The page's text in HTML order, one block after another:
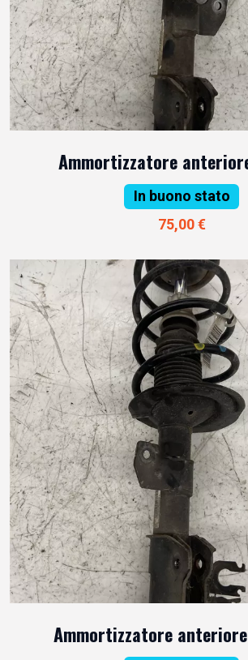
Ammortizzatore
In buono stato
75,00 €
Ammortizzatore